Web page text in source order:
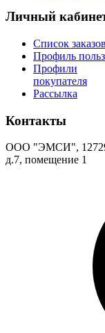
Личный
Список заказов
Профиль
Профили
покупателя
Рассылка
Контакты
ООО "ЭМСИ",
д.7, помещение 1